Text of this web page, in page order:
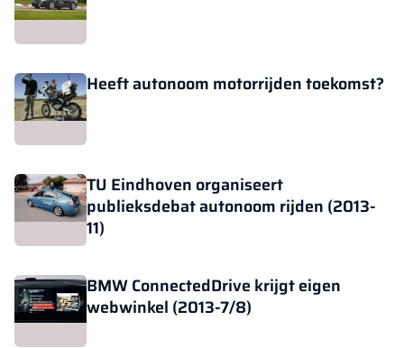
Heeft autonoom motorrijden toekomst?
TU Eindhoven organiseert
publieksdebat autonoom rijden (2013-
11)
BMW ConnectedDrive krijgt eigen
webwinkel (2013-7/8)